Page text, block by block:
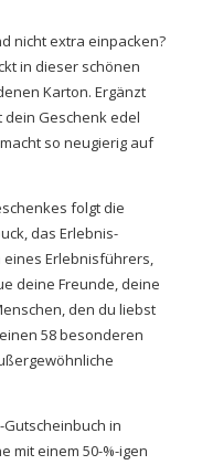
nicht extra einpacken?
in dieser schönen
Karton. Ergänzt
Geschenk edel
so neugierig auf
folgt die
das Erlebnis-
eines Erlebnisführers,
deine Freunde, deine
den du liebst
58 besonderen
in
mit einem 50-%-igen